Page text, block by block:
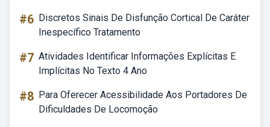
#6 Discretos Sinais De Disfunção Cortical De Caráter
Inespecífico Tratamento
#7 Atividades Identificar Informações Explícitas E
Implícitas No Texto 4 Ano
#8 Para Oferecer Acessibilidade Aos Portadores De
Dificuldades De Locomoção